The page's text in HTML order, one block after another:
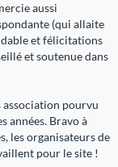
aussi
(qui allaite
et félicitations
et soutenue dans
association pourvu
années. Bravo à
les organisateurs de
pour le site !